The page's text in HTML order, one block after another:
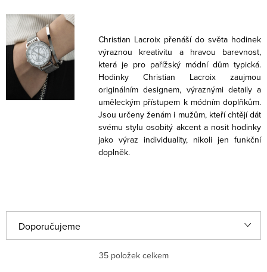
Christian Lacroix přenáší do světa hodinek
výraznou kreativitu a hravou barevnost,
která je pro pařížský módní dům typická.
Hodinky Christian Lacroix zaujmou
originálním designem, výraznými detaily a
uměleckým přístupem k módním doplňkům.
Jsou určeny ženám i mužům, kteří chtějí dát
svému stylu osobitý akcent a nosit hodinky
jako výraz individuality, nikoli jen funkční
doplněk.
a
Doporučujeme
35položek celkem